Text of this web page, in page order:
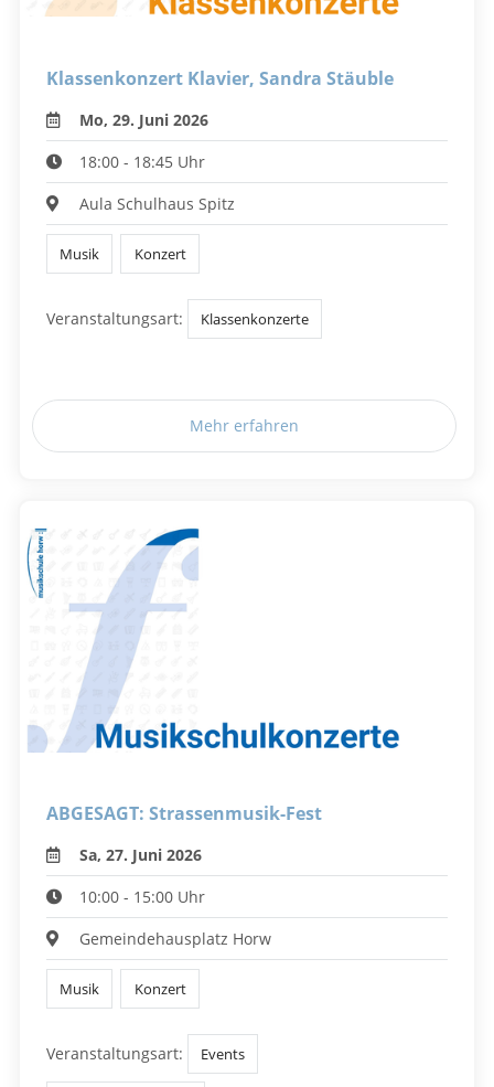
Klassenkonzert Klavier, Sandra Stäuble
Mo, 29. Juni 2026
18:00 - 18:45 Uhr
Aula Schulhaus Spitz
Musik Konzert
Veranstaltungsart: Klassenkonzerte
Mehr erfahren
ABGESAGT: Strassenmusik-Fest
Sa, 27. Juni 2026
10:00 - 15:00 Uhr
Gemeindehausplatz Horw
Musik Konzert
Veranstaltungsart: Events